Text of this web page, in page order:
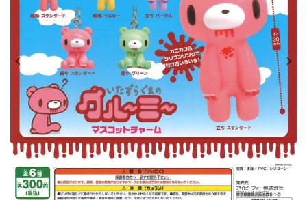
カプセルトイ
販促用空カプセル
レンタル
景品・玩具・文具
販促用カプセルトイ